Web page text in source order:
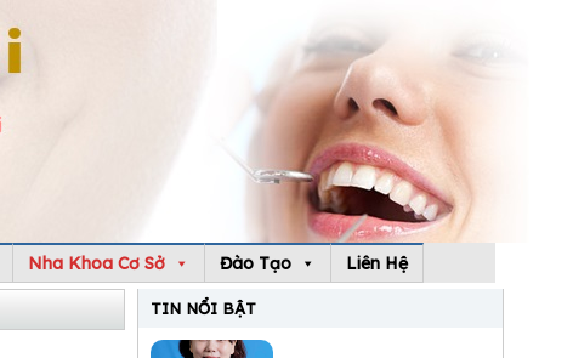
Nha Khoa Cơ Sở Đào Tạo Liên Hệ
TIN NỔI BẬT